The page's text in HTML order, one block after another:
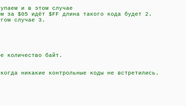
и в этом случае
$FF длина такого кода будет 2.
3.
байт.
никакие контрольные коды не встретились.